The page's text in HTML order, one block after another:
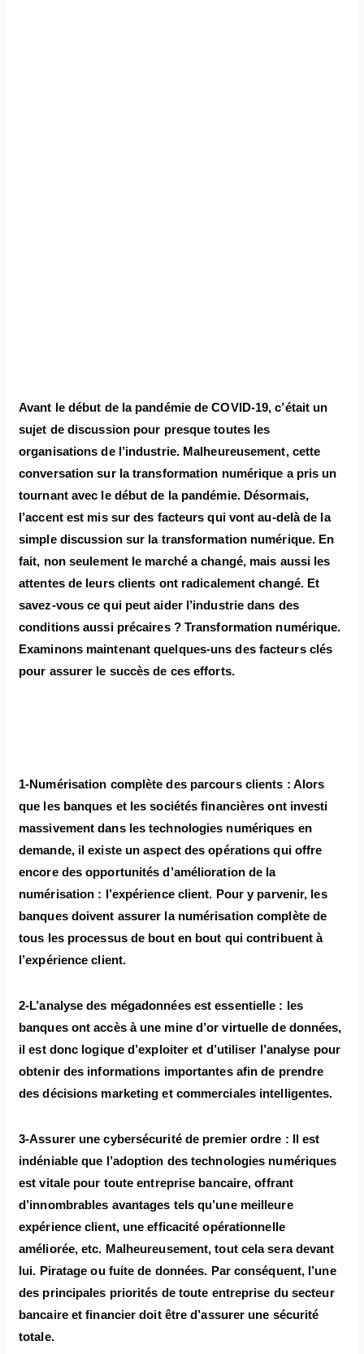
Avant le début de la pandémie de COVID-19, c’était un
sujet de discussion pour presque toutes les
organisations de l’industrie. Malheureusement, cette
conversation sur la transformation numérique a pris un
tournant avec le début de la pandémie. Désormais,
l’accent est mis sur des facteurs qui vont au-delà de la
simple discussion sur la transformation numérique. En
fait, non seulement le marché a changé, mais aussi les
attentes de leurs clients ont radicalement changé. Et
savez-vous ce qui peut aider l’industrie dans des
conditions aussi précaires ? Transformation numérique.
Examinons maintenant quelques-uns des facteurs clés
pour assurer le succès de ces efforts.
1-Numérisation complète des parcours clients : Alors
que les banques et les sociétés financières ont investi
massivement dans les technologies numériques en
demande, il existe un aspect des opérations qui offre
encore des opportunités d’amélioration de la
numérisation : l’expérience client. Pour y parvenir, les
banques doivent assurer la numérisation complète de
tous les processus de bout en bout qui contribuent à
l’expérience client.
2-L’analyse des mégadonnées est essentielle : les
banques ont accès à une mine d’or virtuelle de données,
il est donc logique d’exploiter et d’utiliser l’analyse pour
obtenir des informations importantes afin de prendre
des décisions marketing et commerciales intelligentes.
3-Assurer une cybersécurité de premier ordre : Il est
indéniable que l’adoption des technologies numériques
est vitale pour toute entreprise bancaire, offrant
d’innombrables avantages tels qu’une meilleure
expérience client, une efficacité opérationnelle
améliorée, etc. Malheureusement, tout cela sera devant
lui. Piratage ou fuite de données. Par conséquent, l’une
des principales priorités de toute entreprise du secteur
bancaire et financier doit être d’assurer une sécurité
totale.